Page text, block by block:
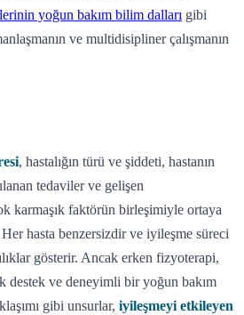
yoğun bakım bilim dalları gibi
ve multidisipliner çalışmanın
, hastalığın türü ve şiddeti, hastanın
tedaviler ve gelişen
karmaşık faktörün birleşimiyle ortaya
hasta benzersizdir ve iyileşme süreci
gösterir. Ancak erken fizyoterapi,
destek ve deneyimli bir yoğun bakım
gibi unsurlar, iyileşmeyi etkileyen